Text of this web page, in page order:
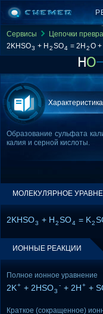
Сервисы
Цепочки
2KHSO3 + H 2SO4 = 2H 2O
Образование сульфата
калия и серной кислоты.
МОЛЕКУЛЯРНОЕ
2KHSO3 + H2SO4 = K2
ИОННЫЕ РЕАКЦИИ
Полное ионное уравнение
2K+ + 2HSO3
- + 2H+ +
Краткое (сокращенное)